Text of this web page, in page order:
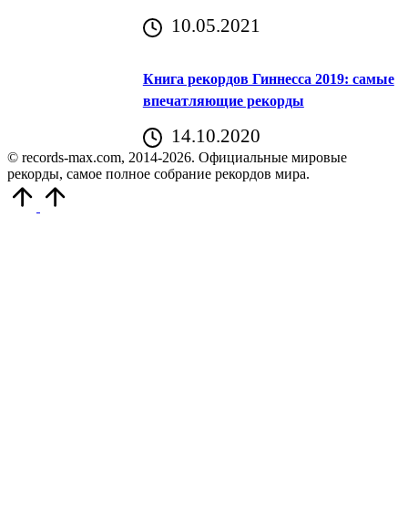
10.05.2021
Книга рекордов Гиннесса 2019: самые
впечатляющие рекорды
14.10.2020
© records-max.com, 2014-2026. Официальные мировые
рекорды, самое полное собрание рекордов мира.